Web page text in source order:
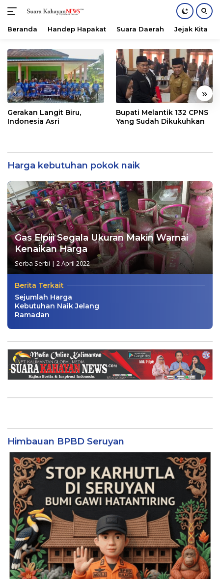
konten
Beranda Handep Hapakat Suara Daerah Jejak Kita
« »
Gerakan Langit Biru,
Indonesia Asri
Bupati Melantik 132 CPNS
Yang Sudah Dikukuhkan
Harga kebutuhan pokok naik
Gas Elpiji Segala Ukuran Makin Warnai
Kenaikan Harga
Serba Serbi | 2 April 2022
Berita Terkait
Sejumlah Harga
Kebutuhan Naik Jelang
Ramadan
Himbauan BPBD Seruyan